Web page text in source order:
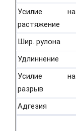
Усилие на
растяжение
Шир. рулона
Удлиннение
Усилие на
разрыв
Адгезия